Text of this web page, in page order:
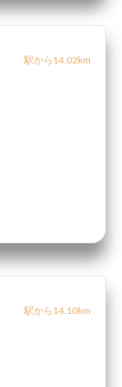
駅から14.02km
駅から14.10km